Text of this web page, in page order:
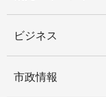
ビジネス
市政情報